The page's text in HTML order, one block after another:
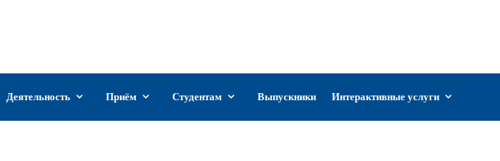
Деятельность Приём Студентам Выпускники Интерактивные услуги